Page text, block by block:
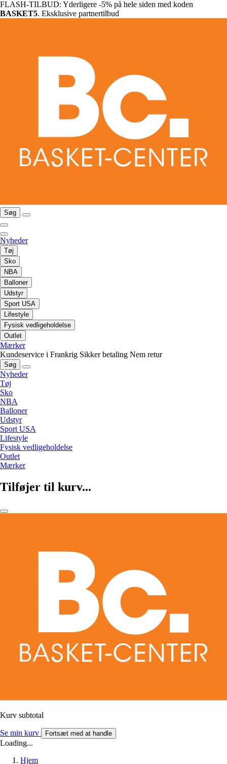
FLASH-TILBUD: Yderligere -5% på hele siden med koden
BASKET5. Eksklusive partnertilbud
Søg
Nyheder
Tøj
Sko
NBA
Balloner
Udstyr
Sport USA
Lifestyle
Fysisk vedligeholdelse
Outlet
Mærker
Kundeservice i Frankrig Sikker betaling Nem retur
Søg
Nyheder
Tøj
Sko
NBA
Balloner
Udstyr
Sport USA
Lifestyle
Fysisk vedligeholdelse
Outlet
Mærker
Tilføjer til kurv...
Kurv subtotal
Se min kurv Fortsæt med at handle
Loading...
Hjem